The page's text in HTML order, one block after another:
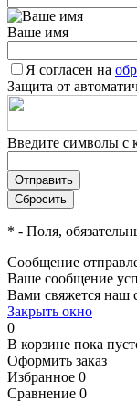
Ваше имя
Я согласен на
Защита от
Введите символы с
* - Поля,
Сообщение
Ваше сообщение
Вами свяжется наш
Закрыть окно
0
В корзине пока
Оформить заказ
Избранное 0
Сравнение 0